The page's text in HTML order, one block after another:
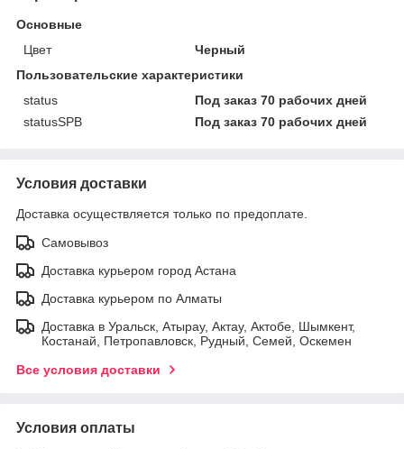
Основные
Цвет
Черный
Пользовательские характеристики
status
Под заказ 70 рабочих дней
statusSPB
Под заказ 70 рабочих дней
Условия доставки
Доставка осуществляется только по предоплате.
Самовывоз
Доставка курьером город Астана
Доставка курьером по Алматы
Доставка в Уральск, Атырау, Актау, Актобе, Шымкент,
Костанай, Петропавловск, Рудный, Семей, Оскемен
Все условия доставки
Условия оплаты